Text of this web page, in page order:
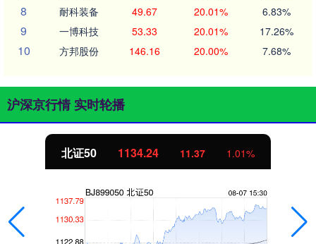
8 耐科装备 49.67 20.01% 6.83%
9 一博科技 53.33 20.01% 17.26%
10 方邦股份 146.16 20.00% 7.68%
沪深京行情 实时轮播
北证50 1134.24 11.37 1.01%